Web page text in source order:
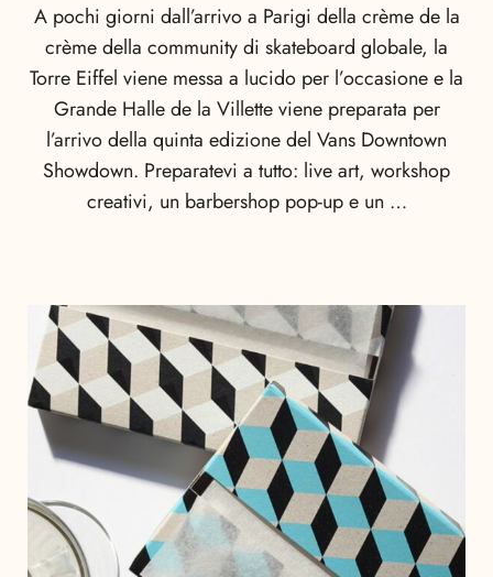
A pochi giorni dall’arrivo a Parigi della crème de la
crème della community di skateboard globale, la
Torre Eiffel viene messa a lucido per l’occasione e la
Grande Halle de la Villette viene preparata per
l’arrivo della quinta edizione del Vans Downtown
Showdown. Preparatevi a tutto: live art, workshop
creativi, un barbershop pop-up e un …